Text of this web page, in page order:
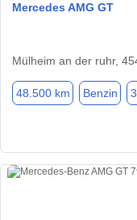
Mercedes AMG GT
Mülheim an der ruhr,
48.500 km Benzin